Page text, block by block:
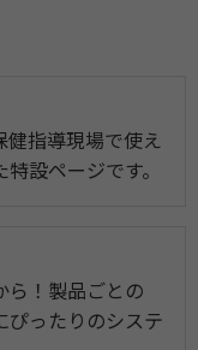
健指導現場で使え
設ページです。
ら！製品ごとの
ぴったりのシステ